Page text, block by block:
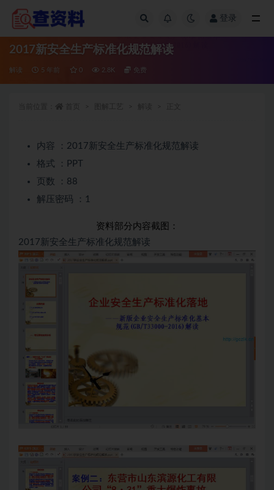
登录
2017新安全生产标准化规范解读
解读 5 年前 0 2.8K 免费
内容 ：2017新安全生产标准化规范解读
格式 ：PPT
页数 ：88
解压密码 ：1
资料部分内容截图：
2017新安全生产标准化规范解读